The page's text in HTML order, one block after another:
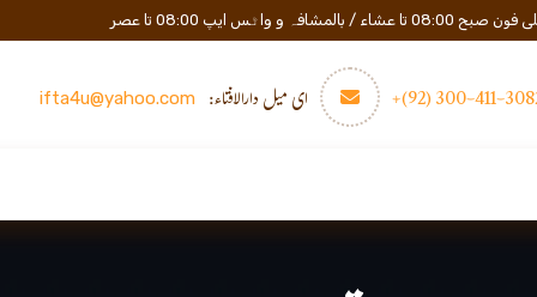
و واٹس ایپ 08:00 تا عصر
3082-411- ای میل دارالافتاء: ifta4u@yahoo.com